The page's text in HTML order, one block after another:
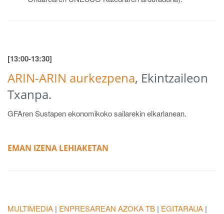
[13:00-13:30]
ARIN-ARIN aurkezpena, Ekintzaileon
Txanpa.
GFAren Sustapen ekonomikoko sailarekin elkarlanean.
EMAN IZENA LEHIAKETAN
MULTIMEDIA | ENPRESAREAN AZOKA TB | EGITARAUA |